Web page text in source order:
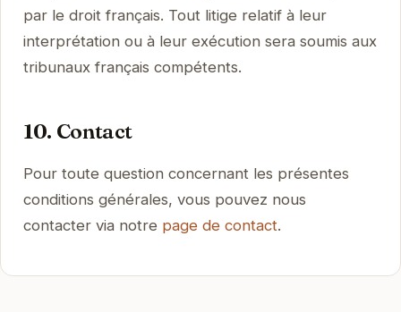
par le droit français. Tout litige relatif à leur
interprétation ou à leur exécution sera soumis aux
tribunaux français compétents.
10. Contact
Pour toute question concernant les présentes
conditions générales, vous pouvez nous
contacter via notre page de contact.